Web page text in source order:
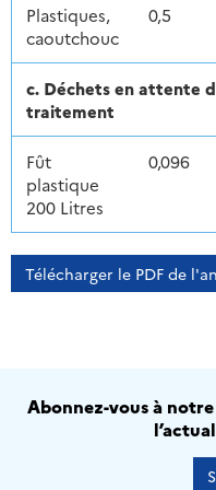
Plastiques,
caoutchouc
0,5
c. Déchets en attente
traitement
Fût
plastique
200 Litres
0,096
Télécharger le PDF de
Abonnez-vous à